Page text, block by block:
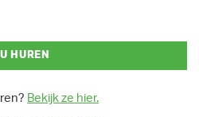
HUREN
Bekijk ze hier.